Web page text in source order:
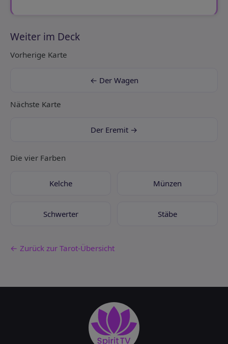
Weiter im Deck
Vorherige Karte
← Der Wagen
Nächste Karte
Der Eremit →
Die vier Farben
Kelche Münzen
Schwerter Stäbe
← Zurück zur Tarot-Übersicht